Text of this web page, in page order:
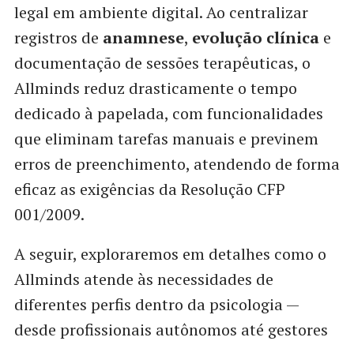
legal em ambiente digital. Ao centralizar
registros de anamnese, evolução clínicae
documentação de sessões terapêuticas, o
Allminds reduz drasticamente o tempo
dedicado à papelada, com funcionalidades
que eliminam tarefas manuais e previnem
erros de preenchimento, atendendo de forma
eficaz as exigências da Resolução CFP
001/2009.
A seguir, exploraremos em detalhes como o
Allminds atende às necessidades de
diferentes perfis dentro da psicologia —
desde profissionais autônomos até gestores